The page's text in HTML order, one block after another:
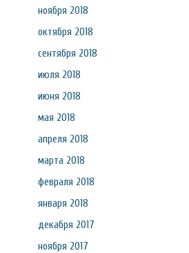
ноября 2018
октября 2018
сентября 2018
июля 2018
июня 2018
мая 2018
апреля 2018
марта 2018
февраля 2018
января 2018
декабря 2017
ноября 2017